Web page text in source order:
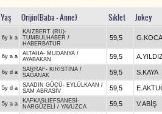
Yaş Orijin(Baba - Anne) Sıklet Jokey
6y k a
KAIZBERT (RU)-
TUMBULHABER /
HABERBATUR
59,5
6y a a ALTAHA- MUDANYA /
AYABAKAN
59,5
6y d a SARRAF- KIRİSTİNA /
SAĞANAK
59,5 S.KAYA
5y d a SAADIN GÜCÜ- EYLÜLKAAN /
SAM ABRASİV
59,5
5y a a KAFKASLIEFSANESİ -
NARGÜZELİ / YAVUZCA 59,5 V.ABİŞ